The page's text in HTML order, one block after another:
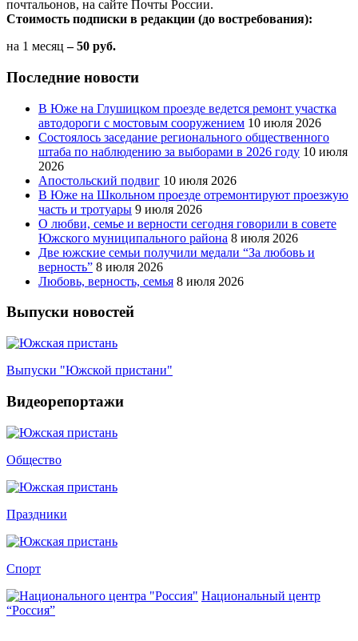
почтальонов, на сайте Почты России.
Стоимость подписки в редакции (до востребования):
на 1 месяц – 50 руб.
Последние новости
В Юже на Глушицком проезде ведется ремонт участка
автодороги с мостовым сооружением 10 июля 2026
Состоялось заседание регионального общественного
штаба по наблюдению за выборами в 2026 году 10 июля
2026
Апостольский подвиг 10 июля 2026
В Юже на Школьном проезде отремонтируют проезжую
часть и тротуары 9 июля 2026
О любви, семье и верности сегодня говорили в совете
Южского муниципального района 8 июля 2026
Две южские семьи получили медали “За любовь и
верность” 8 июля 2026
Любовь, верность, семья 8 июля 2026
Выпуски новостей
Выпуски "Южской пристани"
Видеорепортажи
Общество
Праздники
Спорт
Национальный центр
“Россия”